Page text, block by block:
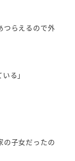
つらえるので外
る」
の子女だったの